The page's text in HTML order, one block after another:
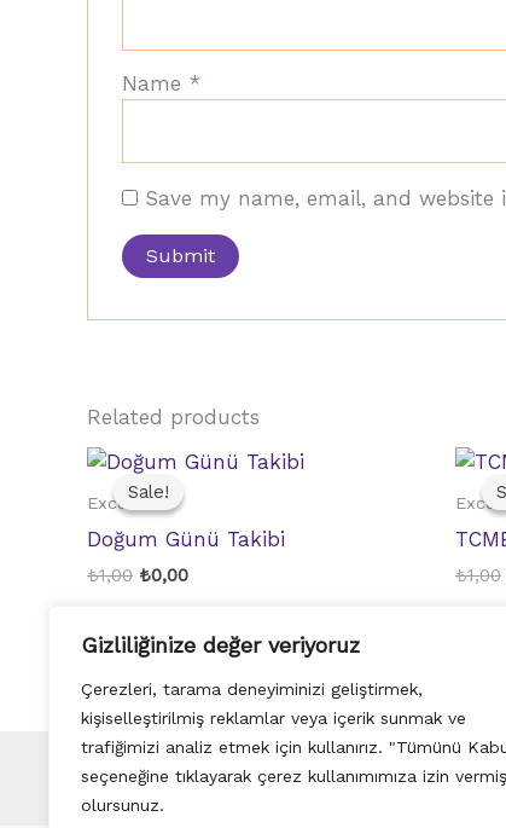
Gizliliğinize değer veriyoruz
Çerezleri, tarama deneyiminizi geliştirmek,
kişiselleştirilmiş reklamlar veya içerik sunmak ve
trafiğimizi analiz etmek için kullanırız. "Tümünü
seçeneğine tıklayarak çerez kullanımımıza izin vermiş
olursunuz.
Name *
Save my name, email, and
Related products
Sale!
Sale!
Excel
Doğum Günü Takibi
₺1,00 Original
₺1,00.
₺0,00Current
₺0,00.
Excel
₺1,00